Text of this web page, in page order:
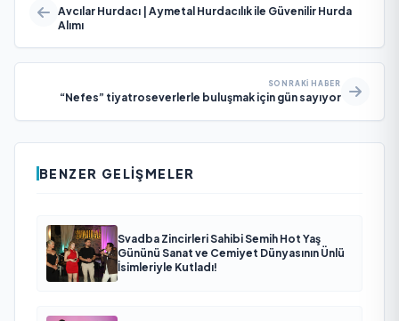
Avcılar Hurdacı | Aymetal Hurdacılık ile Güvenilir Hurda
Alımı
SONRAKI HABER
“Nefes” tiyatroseverlerle buluşmak için gün sayıyor
BENZER GELIŞMELER
Svadba Zincirleri Sahibi Semih Hot Yaş
Gününü Sanat ve Cemiyet Dünyasının Ünlü
İsimleriyle Kutladı!